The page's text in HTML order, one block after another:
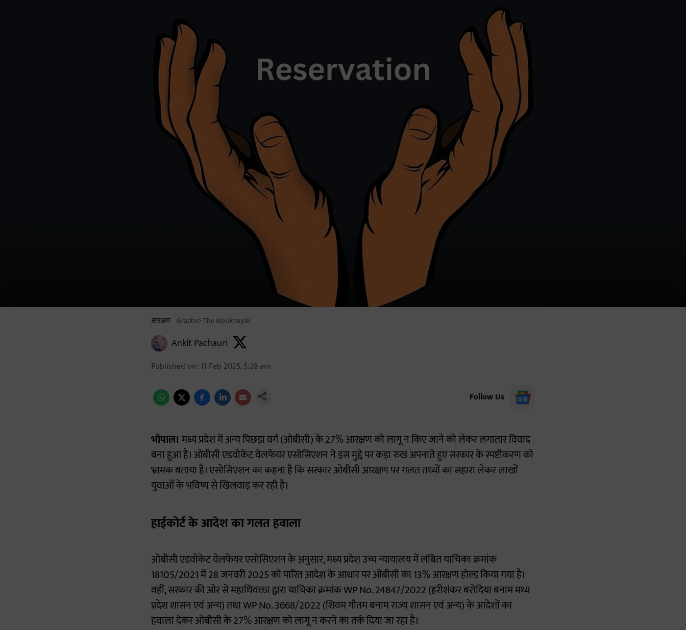
आरक्षण Graphic- The Mooknayak
Ankit Pachauri
Published on: 11 Feb 2025, 5:28 am
Follow Us
भोपाल। मध्य प्रदेश में अन्य पिछड़ा वर्ग (ओबीसी) के 27% आरक्षण को लागू न किए जाने को लेकर लगातार विवाद
बना हुआ है। ओबीसी एडवोकेट वेलफेयर एसोसिएशन ने इस मुद्दे पर कड़ा रुख अपनाते हुए सरकार के स्पष्टीकरण को
भ्रामक बताया है। एसोसिएशन का कहना है कि सरकार ओबीसी आरक्षण पर गलत तथ्यों का सहारा लेकर लाखों
युवाओं के भविष्य से खिलवाड़ कर रही है।
हाईकोर्ट के आदेश का गलत हवाला
ओबीसी एडवोकेट वेलफेयर एसोसिएशन के अनुसार, मध्य प्रदेश उच्च न्यायालय में लंबित याचिका क्रमांक
18105/2021 में 28 जनवरी 2025 को पारित आदेश के आधार पर ओबीसी का 13% आरक्षण होल्ड किया गया है।
वहीं, सरकार की ओर से महाधिवक्ता द्वारा याचिका क्रमांक WP No. 24847/2022 (हरीशंकर बरोदिया बनाम मध्य
प्रदेश शासन एवं अन्य) तथा WP No. 3668/2022 (शिवम गौतम बनाम राज्य शासन एवं अन्य) के आदेशों का
हवाला देकर ओबीसी के 27% आरक्षण को लागू न करने का तर्क दिया जा रहा है।